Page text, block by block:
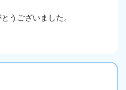
うございました。